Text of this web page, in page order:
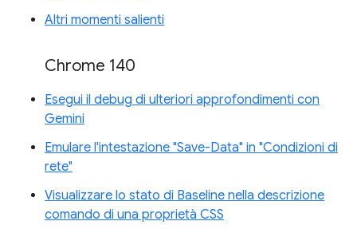
Altri momenti salienti
Chrome 140
Esegui il debug di ulteriori approfondimenti con
Gemini
Emulare l'intestazione "Save-Data" in "Condizioni di
rete"
Visualizzare lo stato di Baseline nella descrizione
comando di una proprietà CSS